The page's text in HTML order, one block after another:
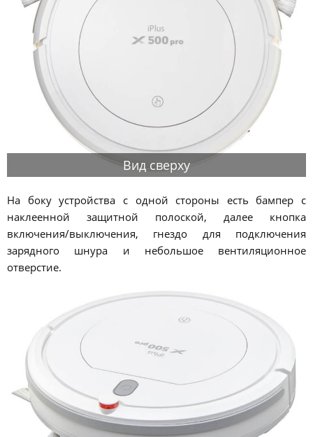
Вид сверху
На боку устройства с одной стороны есть бампер с
наклеенной защитной полоской, далее кнопка
включения/выключения, гнездо для подключения
зарядного шнура и небольшое вентиляционное
отверстие.